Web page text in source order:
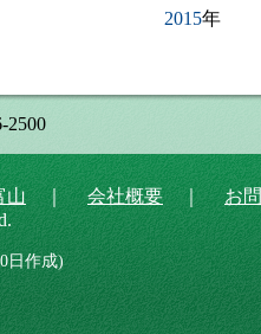
2015年
2500
山｜会社概要｜お
日作成)